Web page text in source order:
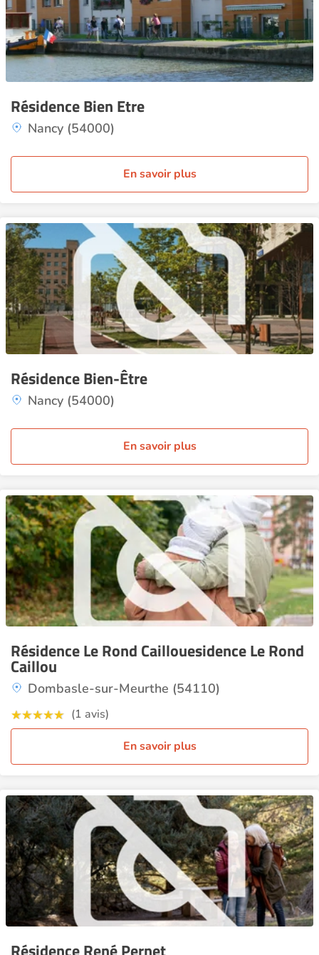
Résidence Bien Etre
Nancy (54000)
En savoir plus
Résidence Bien-Être
Nancy (54000)
En savoir plus
Résidence Le Rond Caillouesidence Le Rond
Caillou
Dombasle-sur-Meurthe (54110)
(1 avis)
En savoir plus